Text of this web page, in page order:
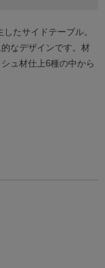
たサイドテーブル。
なデザインです。材
ュ材仕上6種の中から